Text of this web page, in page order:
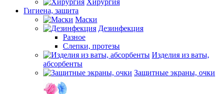
Хирургия
Гигиена, защита
Маски
Дезинфекция
Разное
Слепки, протезы
Изделия из ваты,
абсорбенты
Защитные экраны, очки